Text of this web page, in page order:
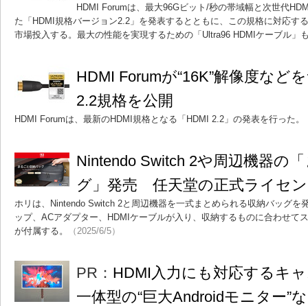
HDMI Forumは、最大96Gビット/秒の帯域幅と次世代
た「HDMI規格バージョン2.2」を発表するとともに、この規格に対応す
市場投入する。最大の性能を実現するための「Ultra96 HDMIケーブル」
HDMI Forumが“16K”解像度など
2.2規格を公開
HDMI Forumは、最新のHDMI規格となる「HDMI 2.2」の発表を行った。
Nintendo Switch 2や周辺機器の
グ」発売 任天堂の正式ライセ
ホリは、Nintendo Switch 2と周辺機器を一式まとめられる収納バッグを
ップ、ACアダプター、HDMIケーブルが入り、収納するものに合わせて
が付属する。
（2025/6/5）
PR： HDMI入力にも対応するキ
一体型の“巨大Androidモニター”